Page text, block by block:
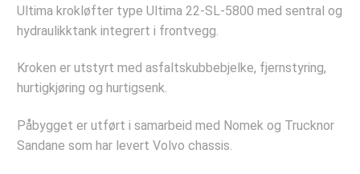
Hydraulisk Hurtiglåssystem
Lastesikring
Stropper
Tømmerbanker
Komponenter
Ultima krokløfter type Ultima 22-SL-5800 med sentral og
hydraulikktank integrert i frontvegg.
Kroken er utstyrt med asfaltskubbebjelke, fjernstyring,
hurtigkjøring og hurtigsenk.
Påbygget er utført i samarbeid med Nomek og Trucknor
Sandane som har levert Volvo chassis.